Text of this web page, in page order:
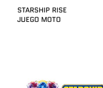
STARSHIP RISE
JUEGO MOTO